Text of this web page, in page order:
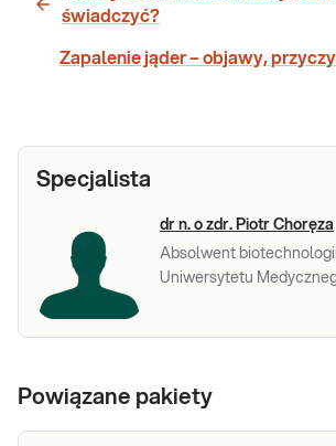
świadczyć?
Zapalenie jąder – objawy,
Specjalista
dr n. o zdr. Piotr Choręza
Absolwent
Uniwersytetu
Powiązane pakiety